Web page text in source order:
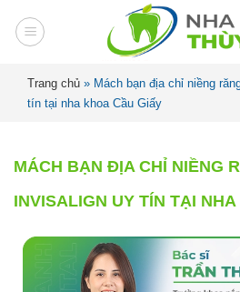
Trang chủ » Mách bạn địa chỉ niềng
tín tại nha khoa Cầu Giấy
MÁCH BẠN ĐỊA CHỈ NIỀNG
INVISALIGN UY TÍN TẠI